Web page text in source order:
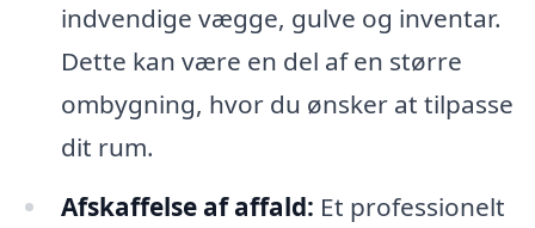
indvendige vægge, gulve og inventar.
Dette kan være en del af en større
ombygning, hvor du ønsker at tilpasse
dit rum.
Afskaffelse af affald: Et professionelt